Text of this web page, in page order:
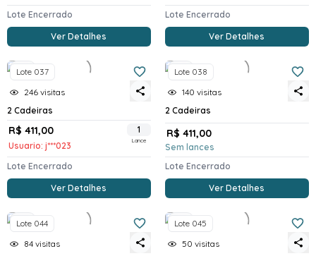
Lote Encerrado
Ver Detalhes
Lote Encerrado
Ver Detalhes
SP
Lote 037
246 visitas
2 Cadeiras
R$ 411,00
Usuario: j***023
1
Lance
Lote Encerrado
Ver Detalhes
SP
Lote 038
140 visitas
2 Cadeiras
R$ 411,00
Sem lances
Lote Encerrado
Ver Detalhes
SP
Lote 044
84 visitas
SP
Lote 045
50 visitas